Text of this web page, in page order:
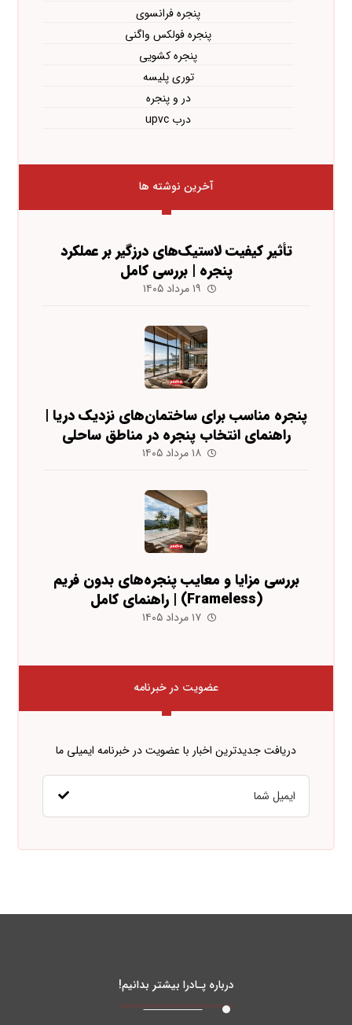
پنجره فرانسوی
پنجره فولکس واگنی
پنجره کشویی
توری پلیسه
در و پنجره
درب upvc
آخرین نوشته ها
تأثیر کیفیت لاستیک‌های درزگیر بر عملکرد
پنجره | بررسی کامل
۱۹ مرداد ۱۴۰۵
پنجره مناسب برای ساختمان‌های نزدیک دریا |
راهنمای انتخاب پنجره در مناطق ساحلی
۱۸ مرداد ۱۴۰۵
بررسی مزایا و معایب پنجره‌های بدون فریم
(Frameless) | راهنمای کامل
۱۷ مرداد ۱۴۰۵
عضویت در خبرنامه
دریافت جدیدترین اخبار با عضویت در خبرنامه ایمیلی ما
درباره پـادرا بیشتر بدانیم!